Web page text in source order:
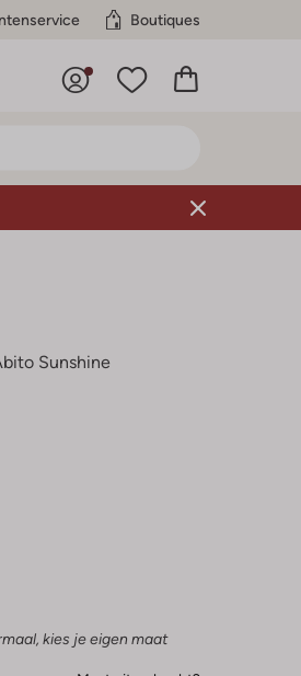
Boutiques
Sunshine
kies je eigen maat